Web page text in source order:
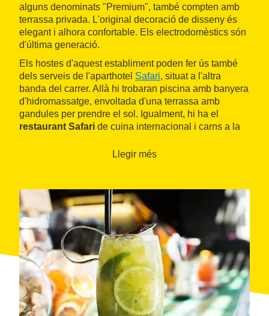
alguns denominats "Premium", també compten amb
terrassa privada. L'original decoració de disseny és
elegant i alhora confortable. Els electrodomèstics són
d'última generació.
Els hostes d'aquest establiment poden fer ús també
dels serveis de l'aparthotel Safari, situat a l'altra
banda del carrer. Allà hi trobaran piscina amb banyera
d'hidromassatge, envoltada d'una terrassa amb
gandules per prendre el sol. Igualment, hi ha el
restaurant Safari de cuina internacional i carns a la
deCalellaes troba a uns 300
15 minuts. A la banda de muntanya, s'estén el
Parc
del Montnegre i el Corredoramb els seus boscos
mediterranis.
Llegir més